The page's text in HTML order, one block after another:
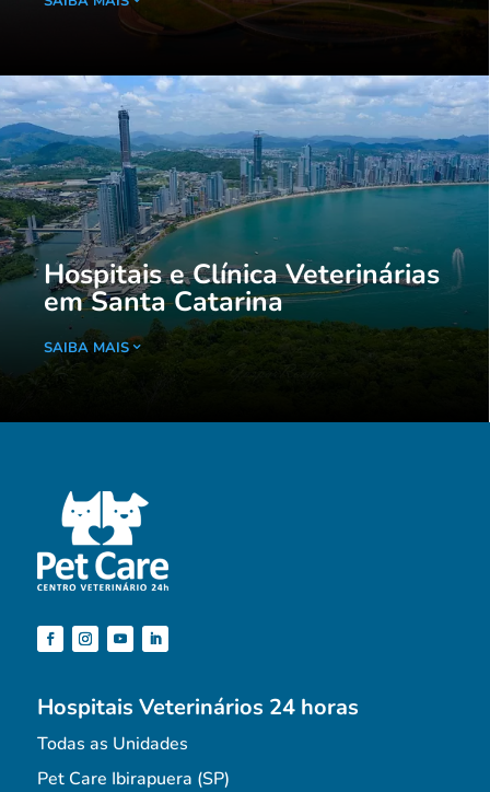
Hospitais e Clínica Veterinárias
em Santa Catarina
SAIBA MAIS
Hospitais Veterinários 24 horas
Todas as Unidades
Pet Care Ibirapuera (SP)